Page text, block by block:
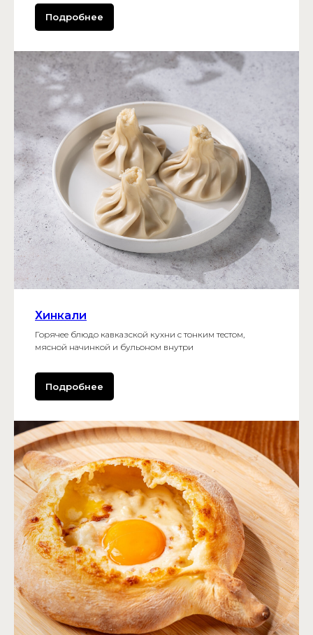
Подробнее
Хинкали
Горячее блюдо кавказской кухни с тонким тестом,
мясной начинкой и бульоном внутри
Подробнее